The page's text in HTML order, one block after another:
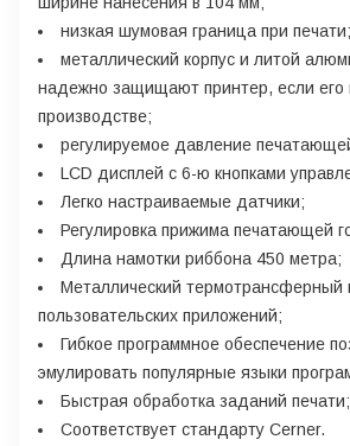
низкая шумовая граница при печати;
металлический корпус и литой
надежно защищают принтер, если его
производстве;
регулируемое давление
LCD дисплей с 6-ю кнопками
Легко настраиваемые датчики;
Регулировка прижима печатающей
Длина намотки риббона 450 метра;
Металлический термотрансферный
пользовательских приложений;
Гибкое программное обеспечение
эмулировать популярные языки
Быстрая обработка заданий печати;
Соответствует стандарту Cerner.